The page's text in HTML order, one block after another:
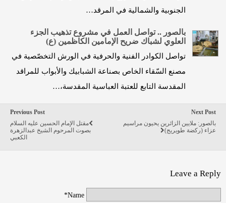
الجنوبية والشمالية في المرقد…
بالصور .. تواصل العمل في مشروع تذهيب الجزء
العلوي لشباك ضريح الإمامين الكاظمين (ع)
تواصل الكوادر الفنية والحرفية في الورش التخصّصية في
مصنع السّقاء الخاص بصناعة الشبابيك والأبواب للمراقد
المقدسة التابع للعتبة العباسية المقدسة،…
Previous Post
مقتل الإمام الحسين عليه السلام
بصوت المرحوم الشيخ عبدالزهرة
الكعبي
Next Post
بالصور: ملايين الزائرين يحيون مراسيم
عزاء (ركضة طويريج)
Leave a Reply
Name*